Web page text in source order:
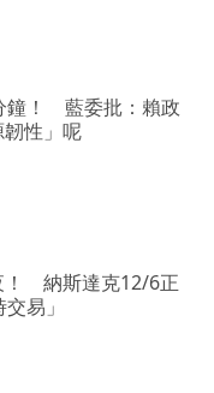
鐘！ 藍委批：賴政
性」呢
！ 納斯達克12/6正
易」